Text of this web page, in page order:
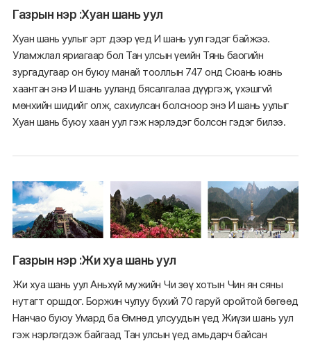
Газрын нэр :Хуан шань уул
Хуан шань уулыг эрт дээр үед И шань уул гэдэг байжээ.
Уламжлал яриагаар бол Тан улсын үеийн Тянь баогийн
зургадугаар он буюу манай тооллын 747 онд Сюань юань
хаантан энэ И шань ууланд бясалгалаа дүүргэж, үхэшгvй
мөнхийн шидийг олж, сахиулсан болсноор энэ И шань уулыг
Хуан шань буюу хаан уул гэж нэрлэдэг болсон гэдэг билээ.
Газрын нэр :Жи хуа шань уул
Жи хуа шань уул Аньхүй мужийн Чи зөү хотын Чин ян сяны
нутагт оршдог. Боржин чулуу бүхий 70 гаруй оройтой бөгөөд
Нанчао буюу Умард ба Өмнөд улсуудын үед Жиүзи шань уул
гэж нэрлэгдэж байгаад Тан улсын үед амьдарч байсан